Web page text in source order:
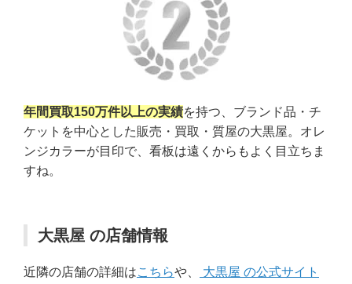
年間買取150万件以上の実績を持つ、ブランド品・チ
ケットを中心とした販売・買取・質屋の大黒屋。オレ
ンジカラーが目印で、看板は遠くからもよく目立ちま
すね。
大黒屋 の店舗情報
近隣の店舗の詳細はこちらや、
大黒屋 の公式サイト